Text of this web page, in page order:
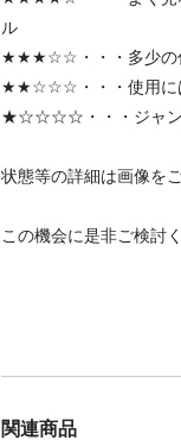
ル
★★★☆☆・・・多少の
★★☆☆☆・・・使用に
★☆☆☆☆・・・ジャン
状態等の詳細は画像を
この機会に是非ご検討
関連商品